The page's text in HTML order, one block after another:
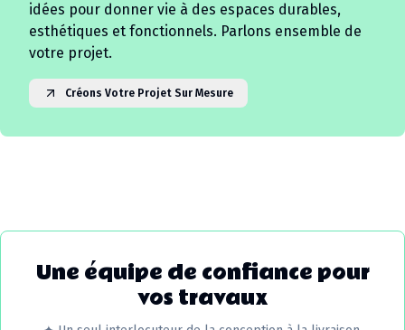
idées pour donner vie à des espaces durables,
esthétiques et fonctionnels. Parlons ensemble de
votre projet.
Créons Votre Projet Sur Mesure
Une équipe de confiance pour
vos travaux